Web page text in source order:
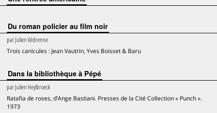
Du roman policier au film noir
parJulien Védrenne
Trois canicules : Jean Vautrin, Yves Boisset & Baru
Dans la bibliothèque à Pépé
parJulien Heylbroeck
Ratafia de roses, d’Ange Bastiani. Presses de la Cité Collection « Punch ».
1973